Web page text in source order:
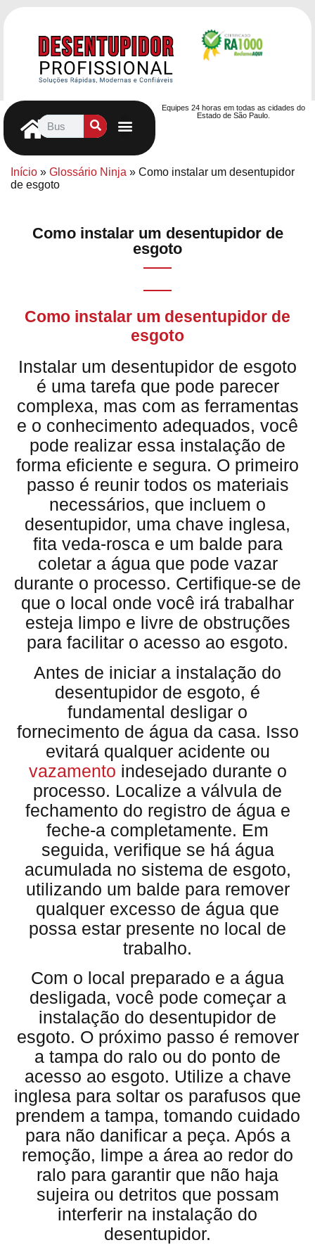
Equipes 24 horas em todas as cidades do
Estado de São Paulo.
Início » Glossário Ninja » Como instalar um desentupidor
de esgoto
Como instalar um desentupidor de
esgoto
Como instalar um desentupidor de
esgoto
Instalar um desentupidor de esgoto
é uma tarefa que pode parecer
complexa, mas com as ferramentas
e o conhecimento adequados, você
pode realizar essa instalação de
forma eficiente e segura. O primeiro
passo é reunir todos os materiais
necessários, que incluem o
desentupidor, uma chave inglesa,
fita veda-rosca e um balde para
coletar a água que pode vazar
durante o processo. Certifique-se de
que o local onde você irá trabalhar
esteja limpo e livre de obstruções
para facilitar o acesso ao esgoto.
Antes de iniciar a instalação do
desentupidor de esgoto, é
fundamental desligar o
fornecimento de água da casa. Isso
evitará qualquer acidente ou
vazamento indesejado durante o
processo. Localize a válvula de
fechamento do registro de água e
feche-a completamente. Em
seguida, verifique se há água
acumulada no sistema de esgoto,
utilizando um balde para remover
qualquer excesso de água que
possa estar presente no local de
trabalho.
Com o local preparado e a água
desligada, você pode começar a
instalação do desentupidor de
esgoto. O próximo passo é remover
a tampa do ralo ou do ponto de
acesso ao esgoto. Utilize a chave
inglesa para soltar os parafusos que
prendem a tampa, tomando cuidado
para não danificar a peça. Após a
remoção, limpe a área ao redor do
ralo para garantir que não haja
sujeira ou detritos que possam
interferir na instalação do
desentupidor.